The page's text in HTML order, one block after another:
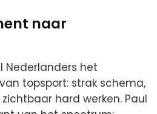
naar
Nederlanders het
van topsport: strak schema,
hard werken. Paul